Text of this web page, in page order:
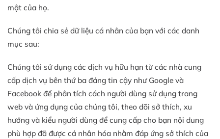
mật của họ.
Chúng tôi chia sẻ dữ liệu cá nhân của bạn với các danh
mục sau:
Chúng tôi sử dụng các dịch vụ hữu hạn từ các nhà cung
cấp dịch vụ bên thứ ba đáng tin cậy như Google và
Facebook để phân tích cách người dùng sử dụng trang
web và ứng dụng của chúng tôi, theo dõi sở thích, xu
hướng và kiểu người dùng để cung cấp cho bạn nội dung
phù hợp đã được cá nhân hóa nhằm đáp ứng sở thích của